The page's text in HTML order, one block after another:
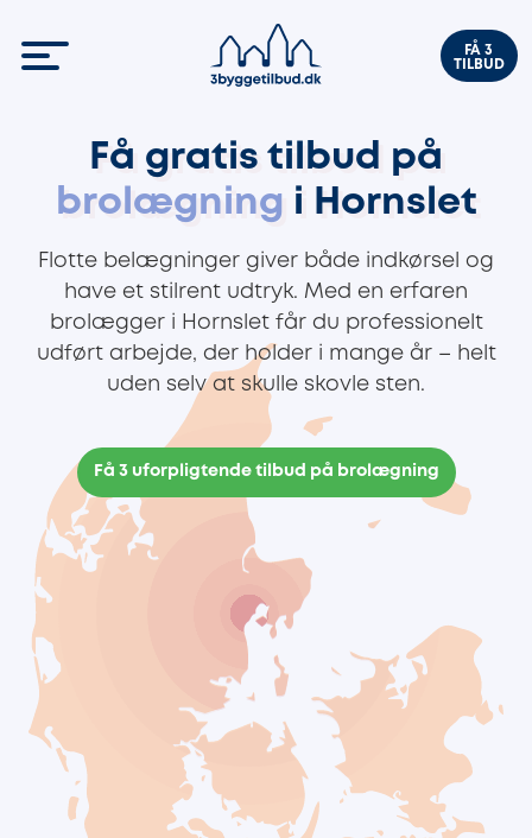
FÅ 3
TILBUD
Få gratis tilbud på
brolægning i Hornslet
Flotte belægninger giver både indkørsel og
have et stilrent udtryk. Med en erfaren
brolægger i Hornslet får du professionelt
udført arbejde, der holder i mange år – helt
uden selv at skulle skovle sten.
Få 3 uforpligtende tilbud på brolægning